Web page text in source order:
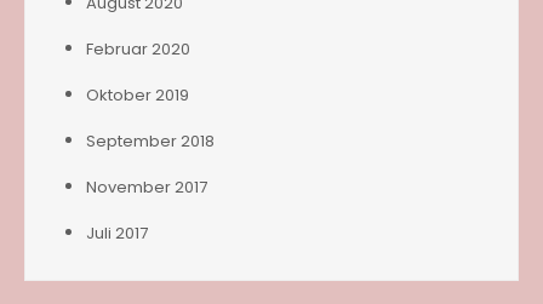
Februar 2020
Oktober 2019
September 2018
November 2017
Juli 2017